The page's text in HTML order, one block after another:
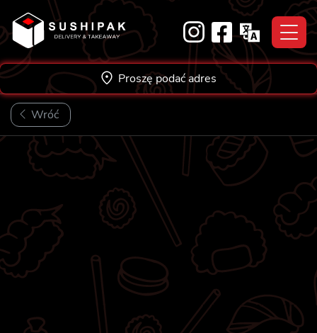
to
content
Proszę podać adres
Wróć